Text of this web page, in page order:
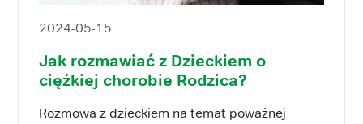
2024-05-15
Jak rozmawiać z Dzieckiem o
ciężkiej chorobie Rodzica?
Rozmowa z dzieckiem na temat poważnej